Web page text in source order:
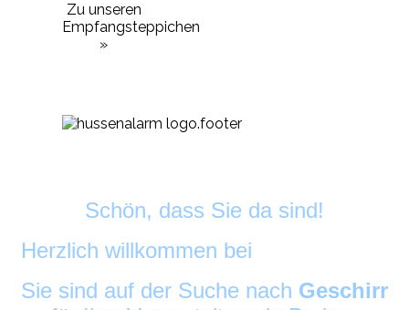
Zu unseren
Empfangsteppichen
»
Schön, dass Sie da sind!
Herzlich willkommen bei
Sie sind auf der Suche nach Geschirr